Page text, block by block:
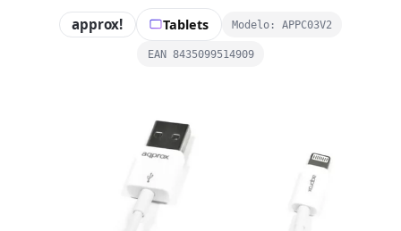
approx! Tablets Modelo: APPC03V2
EAN 8435099514909